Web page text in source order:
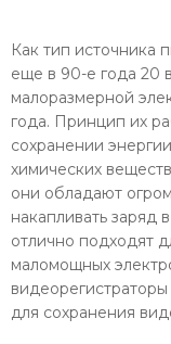
Как тип источника
еще в 90-е года 20
малоразмерной
года. Принцип их
сохранении
химических
они обладают
накапливать заряд
отлично подходят
маломощных
для сохранения